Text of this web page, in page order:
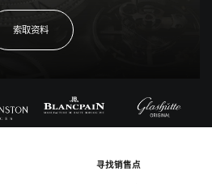
索取资料
寻找销售点